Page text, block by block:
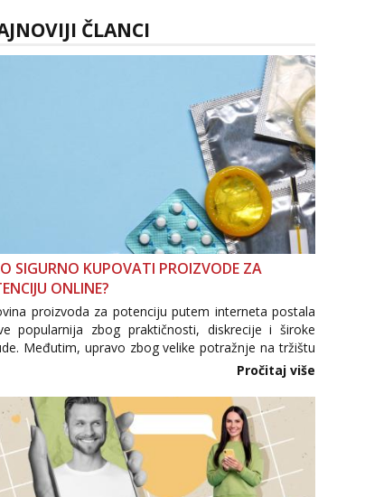
ČLANCI
SIGURNO KUPOVATI PROIZVODE ZA
ONLINE?
proizvoda za potenciju putem interneta postala
popularnija zbog praktičnosti, diskrecije i široke
Međutim, upravo zbog velike potražnje na tržištu
i brojni krivotvoreni proizvodi, nepouzdane
trgovine te proizvodi nepoznatog podrijetla. ...
Pročitaj više